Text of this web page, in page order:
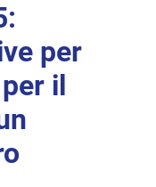
per
il